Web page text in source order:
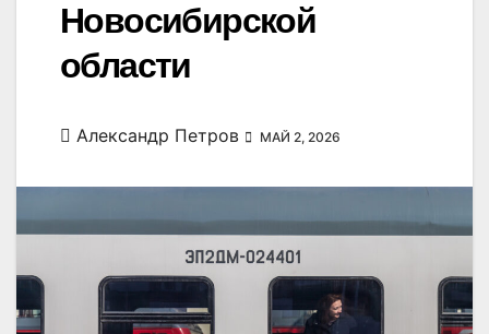
Новосибирской
области
Александр Петров МАЙ 2, 2026